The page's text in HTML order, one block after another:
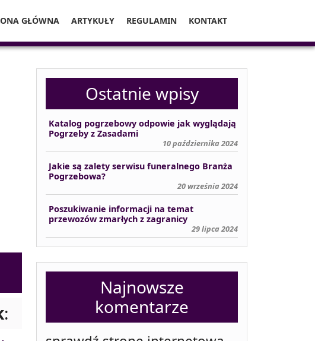
GŁÓWNA ARTYKUŁY REGULAMIN KONTAKT
:
Ostatnie wpisy
Katalog pogrzebowy odpowie jak wyglądają
Pogrzeby z Zasadami
10 października 2024
Jakie są zalety serwisu funeralnego Branża
Pogrzebowa?
20 września 2024
Poszukiwanie informacji na temat
przewozów zmarłych z zagranicy
29 lipca 2024
Najnowsze
komentarze